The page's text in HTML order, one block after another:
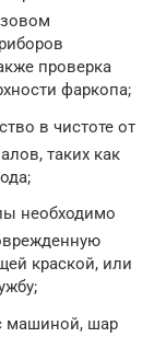
проверка
фаркопа;
в чистоте от
таких как
необходимо
краской, или
машиной, шар